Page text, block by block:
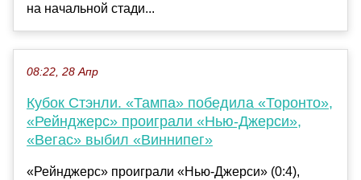
на начальной стади...
08:22, 28 Апр
Кубок Стэнли. «Тампа» победила «Торонто»,
«Рейнджерс» проиграли «Нью-Джерси»,
«Вегас» выбил «Виннипег»
«Рейнджерс» проиграли «Нью-Джерси» (0:4),